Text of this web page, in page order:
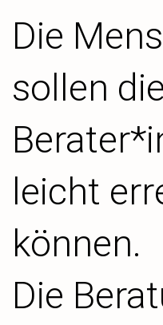
Die
sollen die
leicht
können.
Die